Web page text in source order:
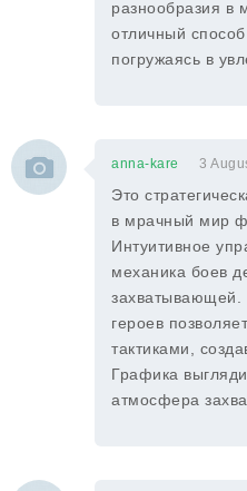
разнообразия в
отличный
погружаясь в
anna-kare 3
Это
в мрачный мир
Интуитивное
механика боев
захватывающей.
героев
тактиками,
Графика
атмосфера